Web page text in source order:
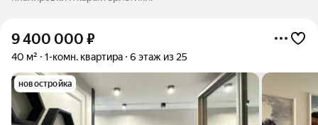
9 400 000 ₽
40 м² 1-комн. квартира 6 этаж из 25
новостройка